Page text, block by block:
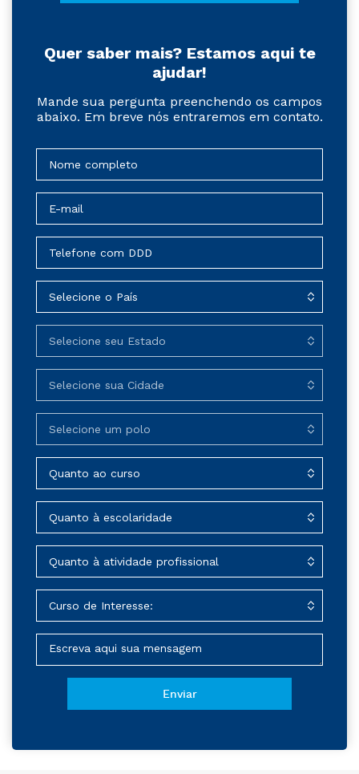
Quer saber mais? Estamos aqui te
ajudar!
Mande sua pergunta preenchendo os campos
abaixo. Em breve nós entraremos em contato.